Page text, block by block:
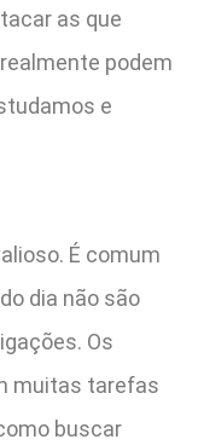
as que
podem
e
É comum
dia não são
Os
muitas tarefas
buscar